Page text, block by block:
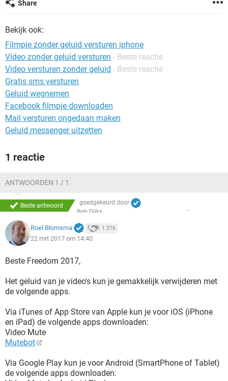
TIKTOK
Share
Bekijk ook:
Filmpje zonder geluid versturen iphone
Video zonder geluid versturen - Beste reactie
Video versturen zonder geluid - Beste reactie
Gratis sms versturen
Geluid wegnemen
Facebook filmpje downloaden
Mail versturen ongedaan maken
Geluid messenger uitzetten
1 reactie
ANTWOORDEN 1 / 1
Beste antwoord
goedgekeurd door
Bob Dijks
Roel Blomsma 1.376
22 mrt 2017 om 14:40
Beste Freedom 2017,
Het geluid van je video's kun je gemakkelijk verwijderen met
de volgende apps.
Via iTunes of App Store van Apple kun je voor iOS (iPhone
en iPad) de volgende apps downloaden:
Video Mute
Mutebot
Via Google Play kun je voor Android (SmartPhone of Tablet)
de volgende apps downloaden: